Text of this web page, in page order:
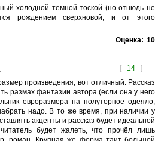
холодной темной тоской (но отнюдь не
рождением сверхновой, и от этого
Оценка: 10
[ 14 ]
произведения, вот отличный. Рассказ
размах фантазии автора (если она у него
евроразмера на полуторное одеяло,
надо. В то же время, при наличии у
акценты и рассказ будет идеальной
будет жалеть, что прочёл лишь